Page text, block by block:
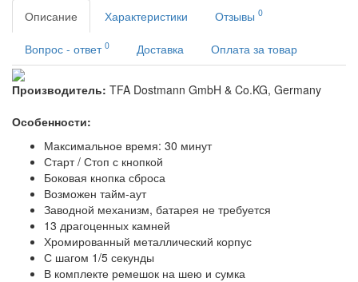
Описание
Характеристики Отзывы 0
Вопрос - ответ 0 Доставка Оплата за товар
Производитель: TFA Dostmann GmbH & Co.KG, Germany
Особенности:
Максимальное время: 30 минут
Старт / Стоп с кнопкой
Боковая кнопка сброса
Возможен тайм-аут
Заводной механизм, батарея не требуется
13 драгоценных камней
Хромированный металлический корпус
С шагом 1/5 секунды
В комплекте ремешок на шею и сумка